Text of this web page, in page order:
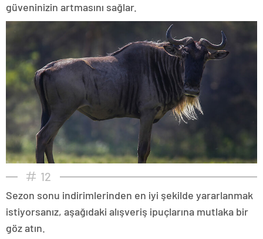
güveninizin artmasını sağlar.
12
Sezon sonu indirimlerinden en iyi şekilde yararlanmak
istiyorsanız, aşağıdaki alışveriş ipuçlarına mutlaka bir
göz atın.